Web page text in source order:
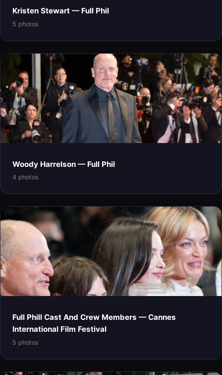
Kristen Stewart — Full Phil
5 photos
Woody Harrelson — Full Phil
4 photos
Full Phill Cast And Crew Members — Cannes
International Film Festival
5 photos